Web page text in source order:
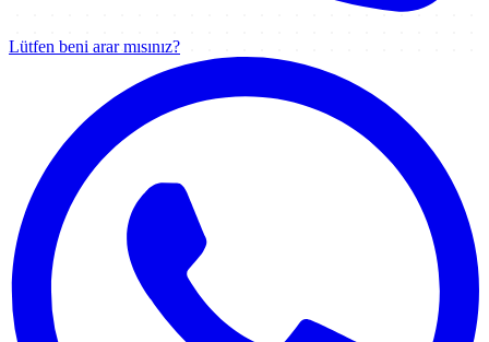
Lütfen beni arar mısınız?